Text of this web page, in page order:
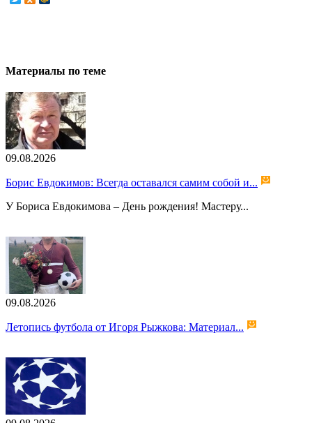
Материалы по теме
09.08.2026
Борис Евдокимов: Всегда оставался самим собой и...
У Бориса Евдокимова – День рождения! Мастеру...
09.08.2026
Летопись футбола от Игоря Рыжкова: Материал...